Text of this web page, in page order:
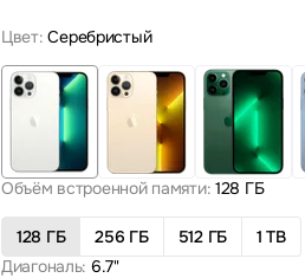
Цвет: Серебристый
Объём встроенной памяти: 128 ГБ
128 ГБ 256 ГБ 512 ГБ
1 TB
Диагональ: 6.7"